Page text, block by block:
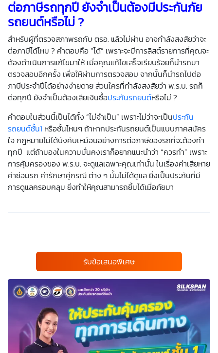
ต่อภาษีรถทุกปี ยังจำเป็นต้องมีประกันภัย
รถยนต์หรือไม่ ?
สำหรับผู้ที่ตรวจสภาพรถกับ ตรอ. แล้วไม่ผ่าน อาจกำลังสงสัยว่าจะ
ต่อภาษีได้ไหม ? คำตอบคือ “ได้” เพราะจะมีการลิสต์รายการที่คุณจะ
ต้องดำเนินการแก้ไขมาให้ เมื่อคุณแก้ไขเสร็จเรียบร้อยก็นำรถมา
ตรวจสอบอีกครั้ง เพื่อให้ผ่านการตรวจสอบ จากนั้นก็นำรถไปต่อ
ภาษีประจำปีได้อย่างง่ายดาย ส่วนใครที่กำลังสงสัยว่า พ.ร.บ. รถก็
ต่อทุกปี ยังจำเป็นต้องเสียเงินซื้อประกันรถยนต์หรือไม่ ?
คำตอบในส่วนนี้เป็นได้ทั้ง “ไม่จำเป็น” เพราะไม่ว่าจะเป็นประกัน
รถยนต์ชั้น1 หรือชั้นไหนๆ ถ้าหากประกันรถยนต์เป็นแบบภาคสมัคร
ใจ กฎหมายไม่ได้บังคับเหมือนอย่างการต่อภาษีของรถที่จะต้องทำ
ทุกปี แต่ถ้ามองในความมั่นคงเราก็อยากแนะนำว่า “ควรทำ” เพราะ
การคุ้มครองของ พ.ร.บ. จะดูแลเฉพาะคุณเท่านั้น ในเรื่องค่าเสียหาย
ค่าซ่อมรถ ค่ารักษาคู่กรณี ต่าง ๆ นั้นไม่ได้ดูแล ยิ่งเป็นประกันที่มี
การดูแลครอบคลุม ยิ่งทำให้คุณสามารถยิ้มได้เมื่อภัยมา
รับข้อเสนอพิเศษ